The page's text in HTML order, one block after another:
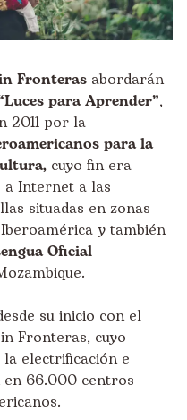
Fronteras abordarán
para Aprender”,
2011 por la
para la
, cuyo fin era
Internet a las
situadas en zonas
y también
Oficial
su inicio con el
Fronteras, cuyo
electrificación e
en 66.000 centros